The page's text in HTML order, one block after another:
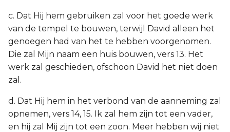
c. Dat Hij hem gebruiken zal voor het goede werk
van de tempel te bouwen, terwijl David alleen het
genoegen had van het te hebben voorgenomen.
Die zal Mijn naam een huis bouwen, vers 13. Het
werk zal geschieden, ofschoon David het niet doen
zal.
d. Dat Hij hem in het verbond van de aanneming zal
opnemen, vers 14, 15. Ik zal hem zijn tot een vader,
en hij zal Mij zijn tot een zoon. Meer hebben wij niet